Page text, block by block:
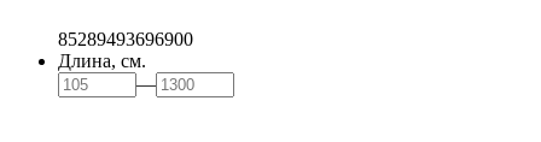
85289493696900
Длина, см.
—